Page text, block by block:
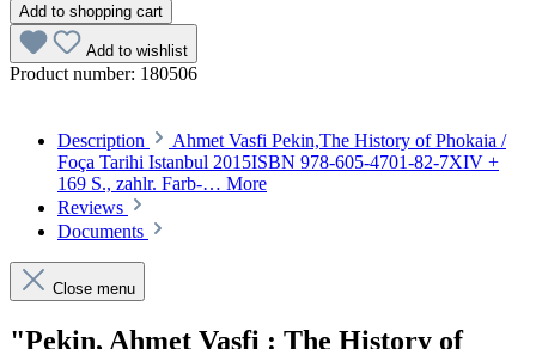
Add to shopping cart
Add to wishlist
Product number: 180506
Description
Ahmet Vasfi Pekin,The History of Phokaia /
Foça Tarihi Istanbul 2015ISBN 978-605-4701-82-7XIV +
169 S., zahlr. Farb-… More
Reviews
Documents
Close menu
"Pekin, Ahmet Vasfi : The History of